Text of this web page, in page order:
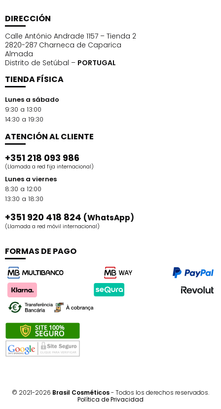
DIRECCIÓN
Calle António Andrade 1157 – Tienda 2
2820-287 Charneca de Caparica
Almada
Distrito de Setúbal – PORTUGAL
TIENDA FÍSICA
Lunes a sábado
9:30 a 13:00
14:30 a 19:30
ATENCIÓN AL CLIENTE
+351 218 093 986
(Llamada a red fija internacional)
Lunes a viernes
8:30 a 12:00
13:30 a 18:30
+351 920 418 824 (WhatsApp)
(Llamada a red móvil internacional)
FORMAS DE PAGO
© 2021-2026 Brasil Cosméticos- Todos los derechos reservados.
Política de Privacidad